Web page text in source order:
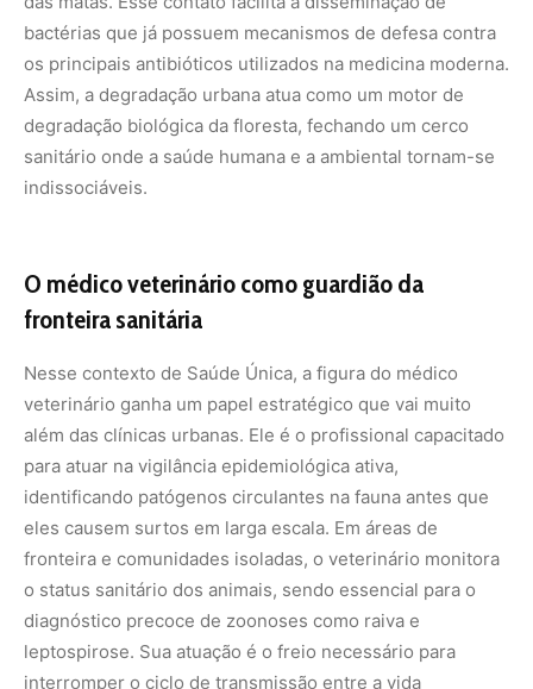
veterinário ganha um papel estratégico que vai muito
além das clínicas urbanas. Ele é o profissional capacitado
para atuar na vigilância epidemiológica ativa,
identificando patógenos circulantes na fauna antes que
eles causem surtos em larga escala. Em áreas de
fronteira e comunidades isoladas, o veterinário monitora
o status sanitário dos animais, sendo essencial para o
interromper o ciclo de transmissão entre a vida
selvagem, os rebanhos domésticos e as pessoas.